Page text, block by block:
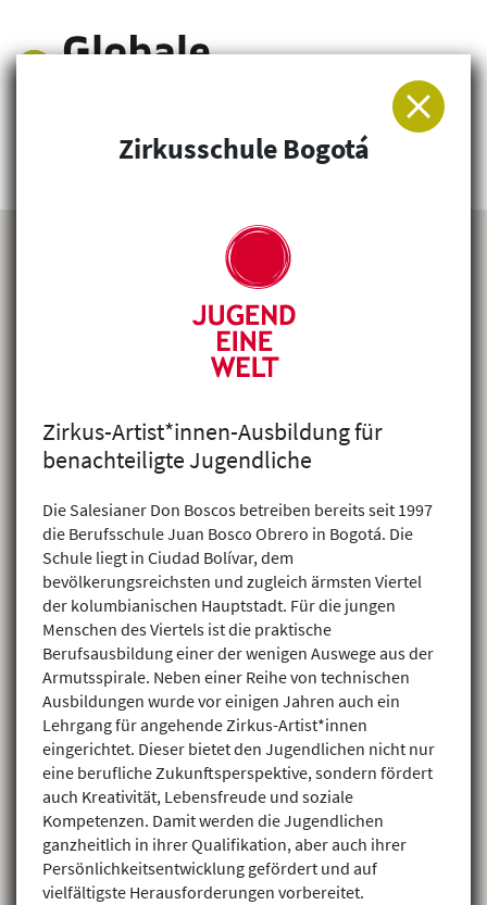
Arbeitsgemeinschaft für Entwicklung und
Zirkusschule Bogotá
Zirkus-Artist*innen-Ausbildung für
benachteiligte Jugendliche
Die Salesianer Don Boscos betreiben bereits seit 1997
die Berufsschule Juan Bosco Obrero in Bogotá. Die
Schule liegt in Ciudad Bolívar, dem
bevölkerungsreichsten und zugleich ärmsten Viertel
der kolumbianischen Hauptstadt. Für die jungen
Menschen des Viertels ist die praktische
Berufsausbildung einer der wenigen Auswege aus der
Armutsspirale. Neben einer Reihe von technischen
Ausbildungen wurde vor einigen Jahren auch ein
Lehrgang für angehende Zirkus-Artist*innen
eingerichtet. Dieser bietet den Jugendlichen nicht nur
eine berufliche Zukunftsperspektive, sondern fördert
auch Kreativität, Lebensfreude und soziale
Kompetenzen. Damit werden die Jugendlichen
ganzheitlich in ihrer Qualifikation, aber auch ihrer
Persönlichkeitsentwicklung gefördert und auf
vielfältigste Herausforderungen vorbereitet.